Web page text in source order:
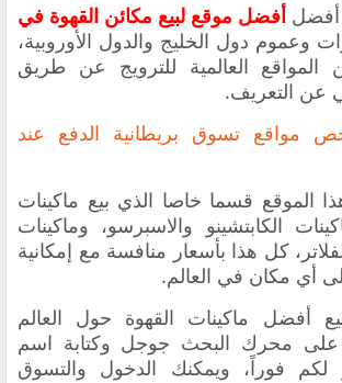
أفضل أفضل موقع لبيع مكائن القهوة في
وعموم دول الخليج والدول الأوروبية،
المواقع العالمية للترويج عن طريق
عن التعريف.
مواقع تسوق بريطانية الدفع عند
الموقع قسما خاصا الذي بيع ماكينات
الكابتشينو والاسبرسو، وماكينات
كل هذا بأسعار منافسة مع إمكانية
أي مكان في العالم.
أفضل ماكينات القهوة حول العالم
على محرك البحث جوجل وكتابة اسم
فوراً، ويمكنك الدخول والتسوق